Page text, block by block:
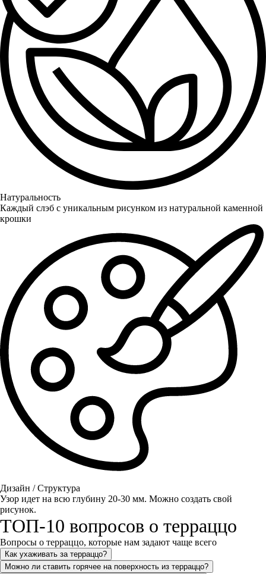
Натуральность
Каждый слэб с уникальным рисунком из натуральной каменной
крошки
Дизайн / Структура
Узор идет на всю глубину 20-30 мм. Можно создать свой
рисунок.
ТОП-10 вопросов о терраццо
Вопросы о терраццо, которые нам задают чаще всего
Как ухаживать за терраццо?
Можно ли ставить горячее на поверхность из терраццо?